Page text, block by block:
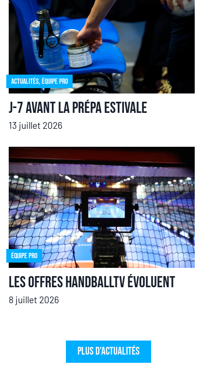
Actualités,Équipe pro
J-7 avant la prépa estivale
13 juillet 2026
Équipe pro
Les offres HandballTV évoluent
8 juillet 2026
Plus d'actualités